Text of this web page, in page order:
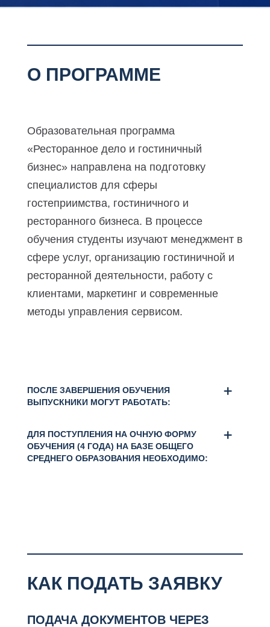
О ПРОГРАММЕ
Образовательная программа
«Ресторанное дело и гостиничный
бизнес» направлена на подготовку
специалистов для сферы
гостеприимства, гостиничного и
ресторанного бизнеса. В процессе
обучения студенты изучают менеджмент в
сфере услуг, организацию гостиничной и
ресторанной деятельности, работу с
клиентами, маркетинг и современные
методы управления сервисом.
ПОСЛЕ ЗАВЕРШЕНИЯ ОБУЧЕНИЯ
ВЫПУСКНИКИ МОГУТ РАБОТАТЬ:
ДЛЯ ПОСТУПЛЕНИЯ НА ОЧНУЮ ФОРМУ
ОБУЧЕНИЯ (4 ГОДА) НА БАЗЕ ОБЩЕГО
СРЕДНЕГО ОБРАЗОВАНИЯ НЕОБХОДИМО:
КАК ПОДАТЬ ЗАЯВКУ
ПОДАЧА ДОКУМЕНТОВ ЧЕРЕЗ